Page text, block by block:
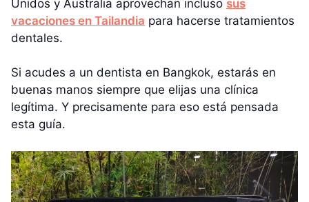
Unidos y Australia aprovechan incluso sus
vacaciones en Tailandia para hacerse tratamientos
dentales.
Si acudes a un dentista en Bangkok, estarás en
buenas manos siempre que elijas una clínica
legítima. Y precisamente para eso está pensada
esta guía.